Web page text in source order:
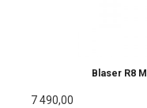
Blaser R8
7 490,00